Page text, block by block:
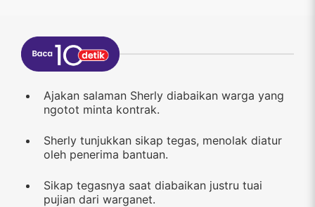
Ajakan salaman Sherly diabaikan warga yang
ngotot minta kontrak.
Sherly tunjukkan sikap tegas, menolak diatur
oleh penerima bantuan.
Sikap tegasnya saat diabaikan justru tuai
pujian dari warganet.